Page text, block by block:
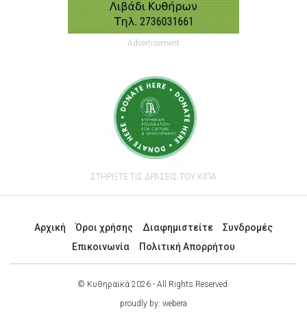
Advertisement
ΣΤΗΡΙΞΤΕ ΤΙΣ ΔΡΑΣΕΙΣ ΤΟΥ ΚΙΠΑ
Αρχική Όροι χρήσης Διαφημιστείτε
Συνδρομές
Επικοινωνία
Πολιτική Απορρήτου
© Κυθηραϊκά 2026 - All Rights Reserved.
proudly by: webera